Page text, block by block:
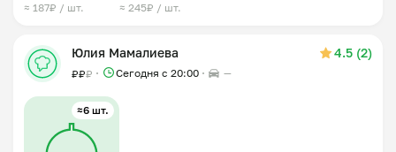
≈ 187₽ / шт.
≈ 245₽ / шт.
Юлия Мамалиева 4.5 (2)
₽₽₽ Сегодня с 20:00 —
≈6 шт.